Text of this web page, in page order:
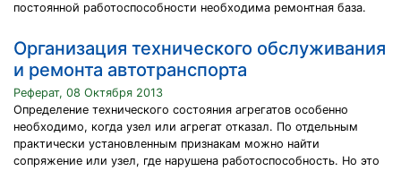
постоянной работоспособности необходима ремонтная база.
Организация технического обслуживания
и ремонта автотранспорта
Реферат, 08 Октября 2013
Определение технического состояния агрегатов особенно
необходимо, когда узел или агрегат отказал. По отдельным
практически установленным признакам можно найти
сопряжение или узел, где нарушена работоспособность. Но это